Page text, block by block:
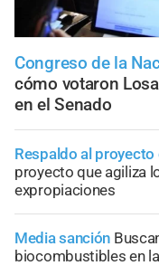
Congreso de la
cómo votaron
en el Senado
Respaldo al proyecto
proyecto que agiliza
expropiaciones
Media sanción
biocombustibles en